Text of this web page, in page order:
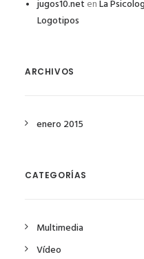
jugos10.net enLa
Logotipos
ARCHIVOS
enero 2015
CATEGORÍAS
Multimedia
Vídeo